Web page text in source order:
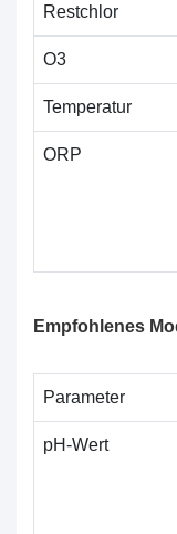
Restchlor
O3
Temperatur
ORP
Empfohlenes
Parameter
pH-Wert